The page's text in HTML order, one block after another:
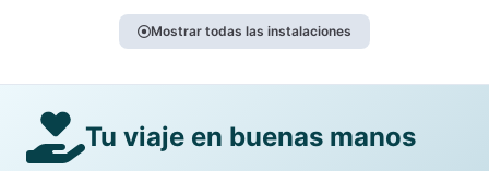
Mostrar todas las instalaciones
Tu viaje en buenas manos